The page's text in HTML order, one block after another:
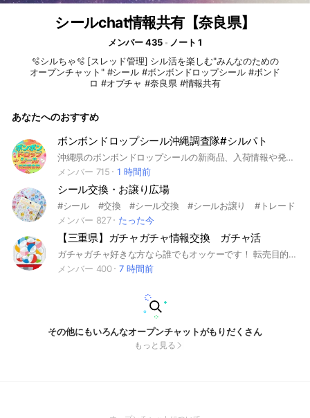
シールchat情報共有【奈良県】
メンバー 435
ノート 1
🫧シルちゃ🫧 [スレッド管理] シル活を楽しむ"みんなのための
オープンチャット" #シール #ボンボンドロップシール #ボンド
ロ #オプチャ #奈良県 #情報共有
あなたへのおすすめ
ボンボンドロップシール沖縄調査隊#シルパト
沖縄県のボンボンドロップシールの新商品、入荷情報や発見情報などをみんなで調査するオプチャ #シル活#ボンドロ
メンバー 715
1 時間前
シール交換・お譲り広場
#シール #交換 #シール交換 #シールお譲り #トレード
メンバー 827
たった今
【三重県】ガチャガチャ情報交換 ガチャ活
ガチャガチャ好きな方なら誰でもオッケーです！ 転売目的は❌ 参加希望の方DMください〜！ #三重県 #ガチャガチャ
メンバー 400
7 時間前
その他にもいろんなオープンチャットがもりだくさん
もっと見る